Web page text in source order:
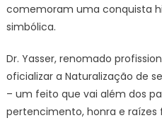
comemoram uma conquista
simbólica.
Dr. Yasser, renomado
oficializar a Naturalização de
– um feito que vai além dos
pertencimento, honra e raízes